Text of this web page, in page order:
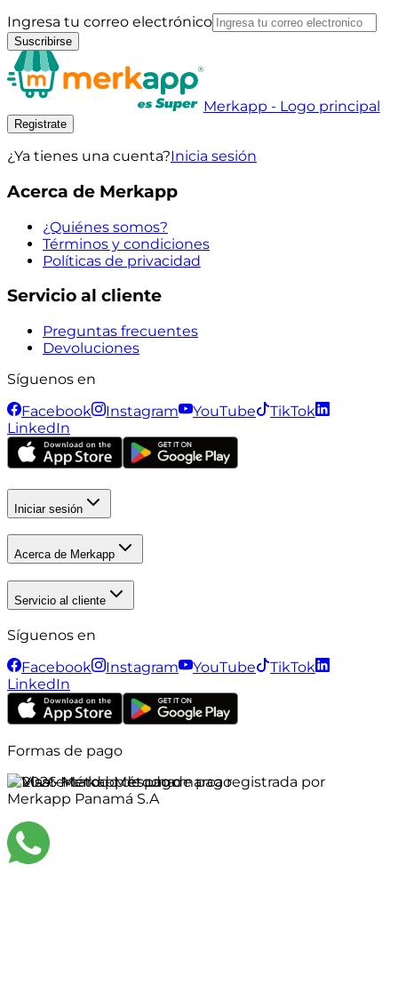
Ingresa tu correo electrónico
Suscribirse
Merkapp - Logo principal
Registrate
¿Ya tienes una cuenta?Inicia sesión
Acerca de Merkapp
¿Quiénes somos?
Términos y condiciones
Políticas de privacidad
Servicio al cliente
Preguntas frecuentes
Devoluciones
Síguenos en
Facebook
Instagram YouTube
TikTok
LinkedIn
Iniciar sesión
Acerca de Merkapp
Servicio al cliente
Síguenos en
Facebook
Instagram YouTube
TikTok
LinkedIn
Formas de pago
©2026Merkapp es una marca registrada por
Merkapp Panamá S.A